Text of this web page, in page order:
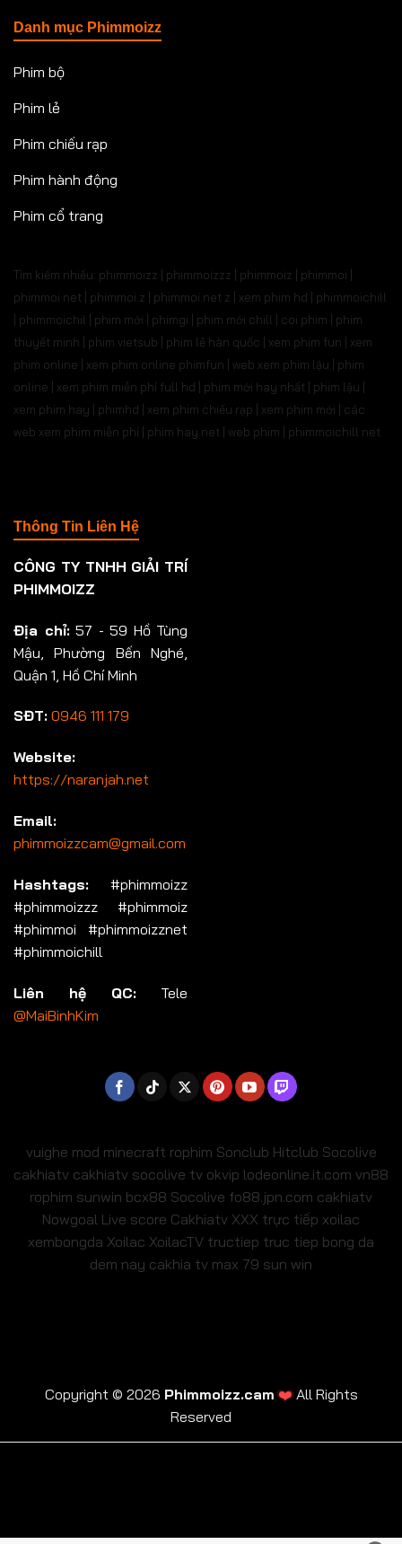
Danh mục Phimmoizz
Phim bộ
Phim lẻ
Phim chiếu rạp
Phim hành động
Phim cổ trang
Tìm kiếm nhiều: phimmoizz | phimmoizzz | phimmoiz | phimmoi |
phimmoi net | phimmoi.z | phimmoi.net z | xem phim hd | phimmoichill
| phimmoichil | phim mới | phimgi | phim mới chill | coi phim | phim
thuyết minh | phim vietsub | phim lẻ hàn quốc | xem phim fun | xem
phim online | xem phim online phimfun | web xem phim lậu | phim
online | xem phim miễn phí full hd | phim mới hay nhất | phim lậu |
xem phim hay | phimhd | xem phim chiếu rạp | xem phim mới | các
web xem phim miễn phí | phim hay.net | web phim | phimmoichill net
Thông Tin Liên Hệ
CÔNG TY TNHH GIẢI TRÍ
PHIMMOIZZ
Địa chỉ:57 - 59 Hồ Tùng
Mậu, Phường Bến Nghé,
Quận 1, Hồ Chí Minh
SĐT: 0946 111 179
Website:
https://naranjah.net
Email:
phimmoizzcam@gmail.com
Hashtags: #phimmoizz
#phimmoizzz #phimmoiz
#phimmoi #phimmoizznet
#phimmoichill
Liên hệ QC: Tele
@MaiBinhKim
vuighe mod minecraft rophim Sonclub Hitclub Socolive
cakhiatv cakhiatv socolive tv okvip lodeonline.it.com vn88
rophim sunwin bcx88 Socolive fo88.jpn.com cakhiatv
Nowgoal Live score Cakhiatv XXX trực tiếp xoilac
xembongda Xoilac XoilacTV tructiep truc tiep bong da
dem nay cakhia tv max 79 sun win
Copyright © 2026 Phimmoizz.cam❤️All Rights
Reserved